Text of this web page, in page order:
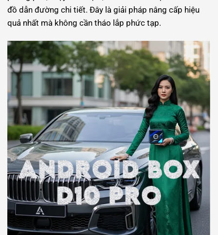
đồ dẫn đường chi tiết. Đây là giải pháp nâng cấp hiệu
quả nhất mà không cần tháo lắp phức tạp.